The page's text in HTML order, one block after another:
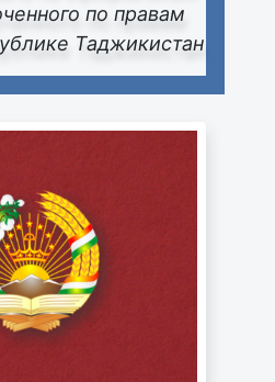
по правам
Таджикистан